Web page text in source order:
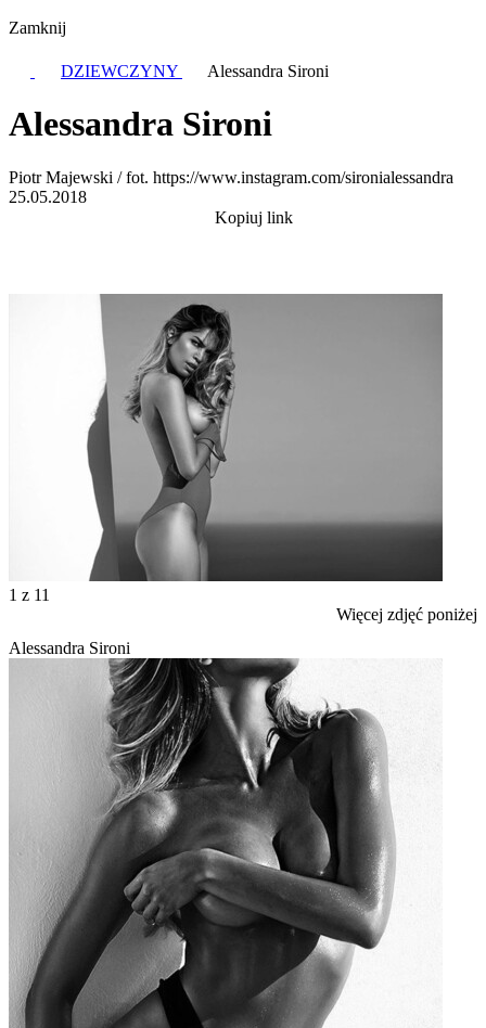
Zamknij
DZIEWCZYNY Alessandra Sironi
Alessandra Sironi
Piotr Majewski / fot. https://www.instagram.com/sironialessandra
25.05.2018
Kopiuj link
1 z 11
Więcej zdjęć poniżej
Alessandra Sironi